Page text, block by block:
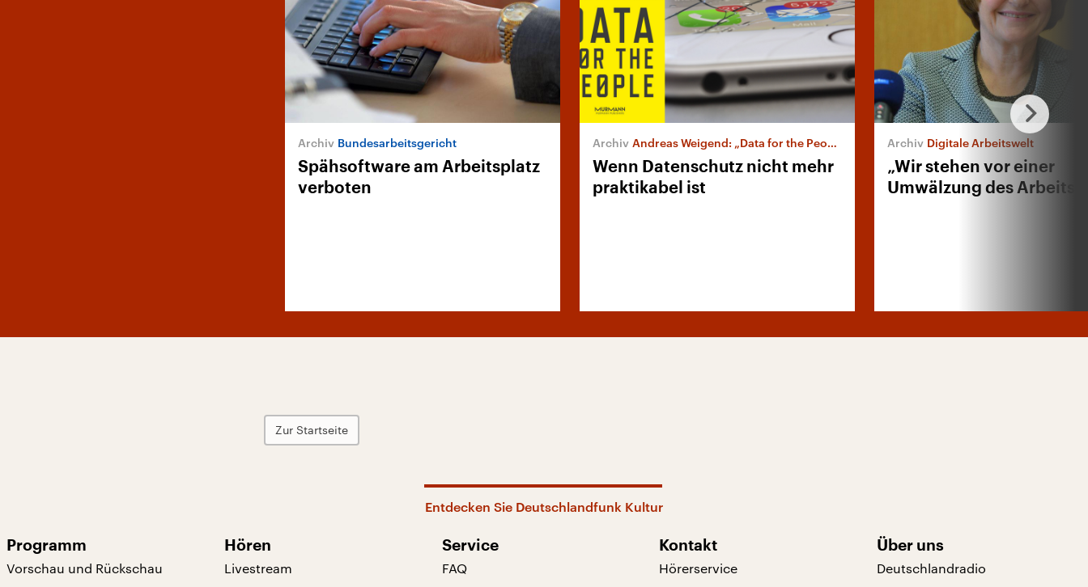
Bundesarbeitsgericht
Spähsoftware am Arbeitsplatz
verboten
Andreas Weigend: „Data for the People“
Wenn Datenschutz nicht mehr
praktikabel ist
Digitale Arbeitswelt
„Wir stehen vor einer
Umwälzung des
Zur Startseite
Entdecken Sie Deutschlandfunk Kultur
Programm
Vorschau und Rückschau
Hören
Livestream
Service
FAQ
Kontakt
Hörerservice
Über uns
Deutschlandradio